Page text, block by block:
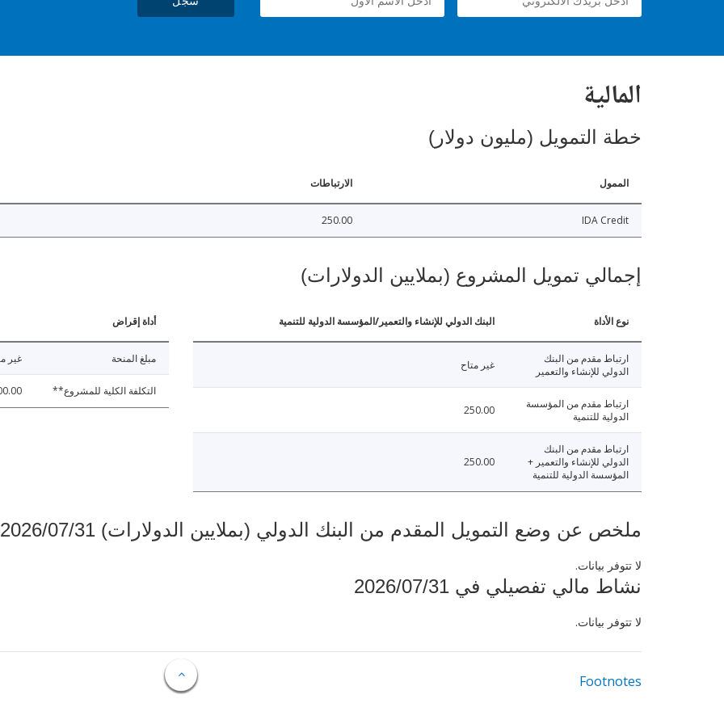
المالية
خطة التمويل (مليون دولار)
الممول الارتباطات
IDA Credit
250.00
إجمالي تمويل المشروع (بملايين الدولارات)
نوع الأداة البنك الدولي للإنشاء والتعمير/المؤسسة الدولية للتنمية
ارتباط مقدم من البنك
الدولي للإنشاء والتعمير
غير متاح
ارتباط مقدم من المؤسسة
الدولية للتنمية
250.00
ارتباط مقدم من البنك
الدولي للإنشاء والتعمير +
المؤسسة الدولية للتنمية
250.00
أداة إقراض
مبلغ المنحة غير
التكلفة الكلية للمشروع**
ملخص عن وضع التمويل المقدم من البنك الدولي (بملايين الدولارات) 2026/07/31
لا تتوفر بيانات.
نشاط مالي تفصيلي في 2026/07/31
لا تتوفر بيانات.
Footnotes